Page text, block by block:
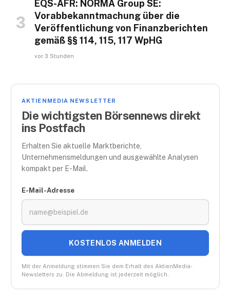
EQS-AFR: NORMA Group SE:
Vorabbekanntmachung über die
Veröffentlichung von Finanzberichten
gemäß §§ 114, 115, 117 WpHG
vor 3 Stunden
AKTIENMEDIA NEWSLETTER
Die wichtigsten Börsennews direkt
ins Postfach
Erhalten Sie aktuelle Marktberichte,
Unternehmensmeldungen und ausgewählte Analysen
kompakt per E-Mail.
E-Mail-Adresse
KOSTENLOS ANMELDEN
Mit der Anmeldung stimmen Sie dem Erhalt des AktienMedia-
Newsletters zu. Die Abmeldung ist jederzeit möglich.